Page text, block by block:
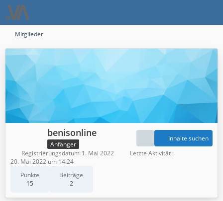
Mitglieder
benisonline
Anfänger
Punkte
15
Beiträge
2
Inhalte suchen
Registrierungsdatum 1. Mai 2022
Letzte Aktivität
20. Mai 2022 um 14:24